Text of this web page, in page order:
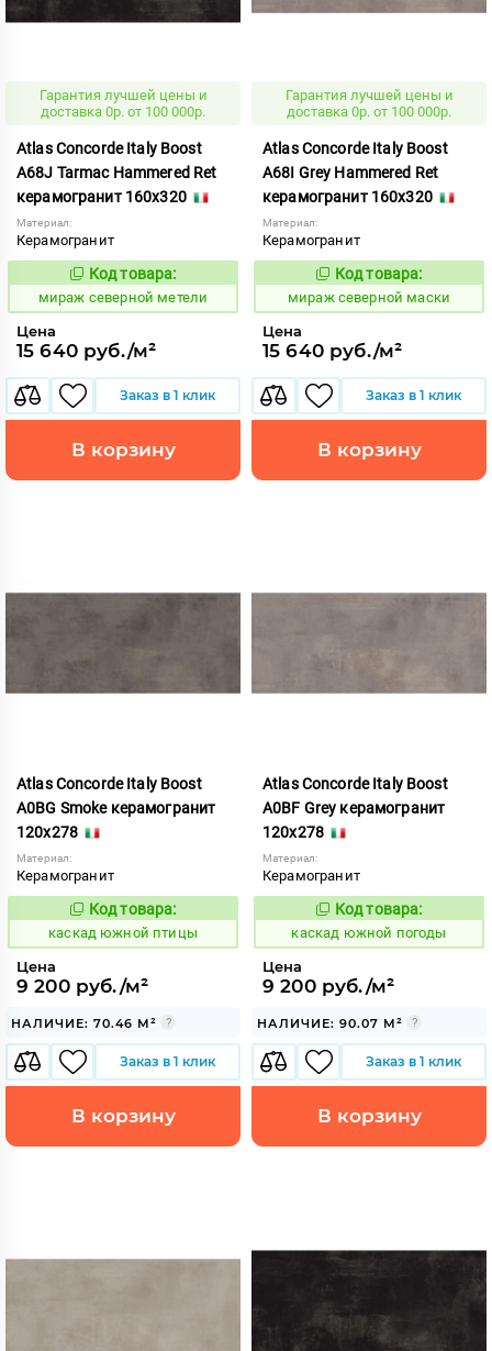
Гарантия лучшей цены и
доставка 0р. от 100 000р.
Atlas Concorde Italy Boost
A68J Tarmac Hammered Ret
керамогранит 160x320
Материал:
Керамогранит
994925
Код товара:
мираж северной метели
Цена
15 640 руб./м²
Заказ в 1 клик
В корзину
Гарантия лучшей цены и
доставка 0р. от 100 000р.
Atlas Concorde Italy Boost
A68I Grey Hammered Ret
керамогранит 160x320
Материал:
Керамогранит
994922
Код товара:
мираж северной маски
Цена
15 640 руб./м²
Заказ в 1 клик
В корзину
Atlas Concorde Italy Boost
A0BG Smoke керамогранит
120x278
Материал:
Керамогранит
640198
Код товара:
каскад южной птицы
Цена
9 200 руб./м²
НАЛИЧИЕ: 70.46 М²
Заказ в 1 клик
В корзину
Atlas Concorde Italy Boost
A0BF Grey керамогранит
120x278
Материал:
Керамогранит
640196
Код товара:
каскад южной погоды
Цена
9 200 руб./м²
НАЛИЧИЕ: 90.07 М²
Заказ в 1 клик
В корзину